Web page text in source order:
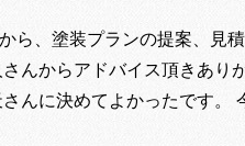
ら、塗装プランの提案、見
んからアドバイス頂きあり
んに決めてよかったです。